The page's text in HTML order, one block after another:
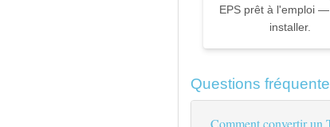
EPS prêt à l'emploi
installer.
Questions